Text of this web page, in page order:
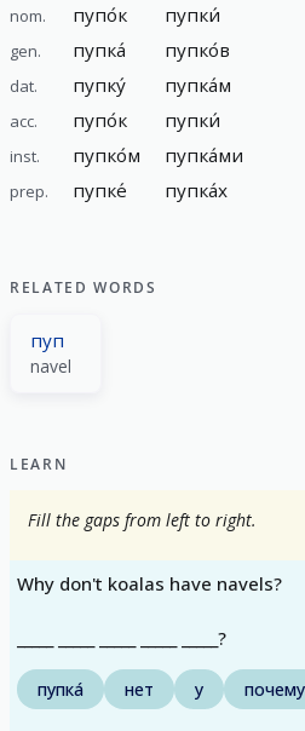
nom.
пупо́к пупки́
gen. пупка́ пупко́в
dat. пупку́ пупка́м
acc. пупо́к пупки́
inst. пупко́м пупка́ми
prep. пупке́ пупка́х
RELATED WORDS
пуп
navel
LEARN
Fill the gaps from left to right.
Why don't koalas have navels?
_____ _____ _____ _____ _____?
пупка́ нет у почему